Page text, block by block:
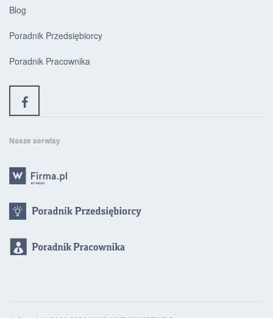
Blog
Poradnik Przedsiębiorcy
Poradnik Pracownika
Nasze serwisy